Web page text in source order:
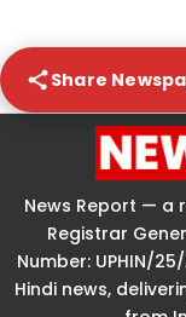
Share
News Report — a
Registrar
Number: UPHIN/
Hindi news,